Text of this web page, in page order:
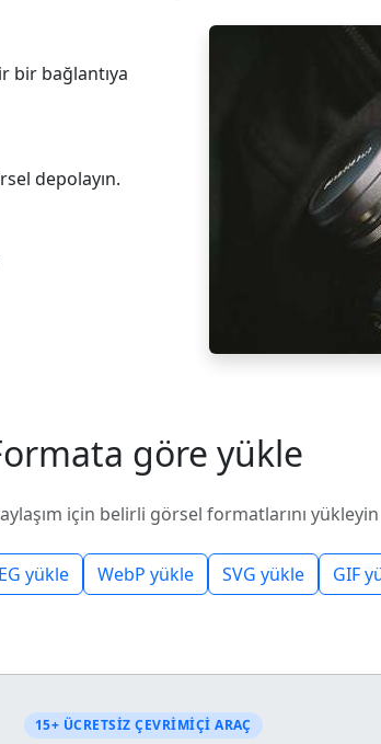
bir bağlantıya
depolayın.
göre yükle
için belirli görsel formatlarını yükleyin
yükle WebP yükle SVG yükle GIF
15+ ÜCRETSIZ ÇEVRIMIÇI ARAÇ